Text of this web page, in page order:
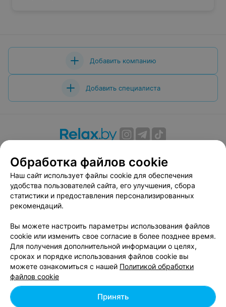
Добавить компанию
Добавить специалиста
Вакансии
Публичный договор
Способы оплаты
Публичный договор по использованию сервиса
«Афиша»
Пользовательское соглашение
Связаться по вопросам сотрудничества
Написать руководителю relax.by
Персональные настройки cookie
Обработка персональных данных
Обработка файлов cookie
Наш сайт использует файлы cookie для обеспечения
удобства пользователей сайта, его улучшения, сбора
статистики и предоставления персонализированных
рекомендаций.
Вы можете настроить параметры использования файлов
cookie или изменить свое согласие в более позднее время.
Для получения дополнительной информации о целях,
сроках и порядке использования файлов cookie вы
можете ознакомиться с нашей Политикой обработки
файлов cookie
Принять